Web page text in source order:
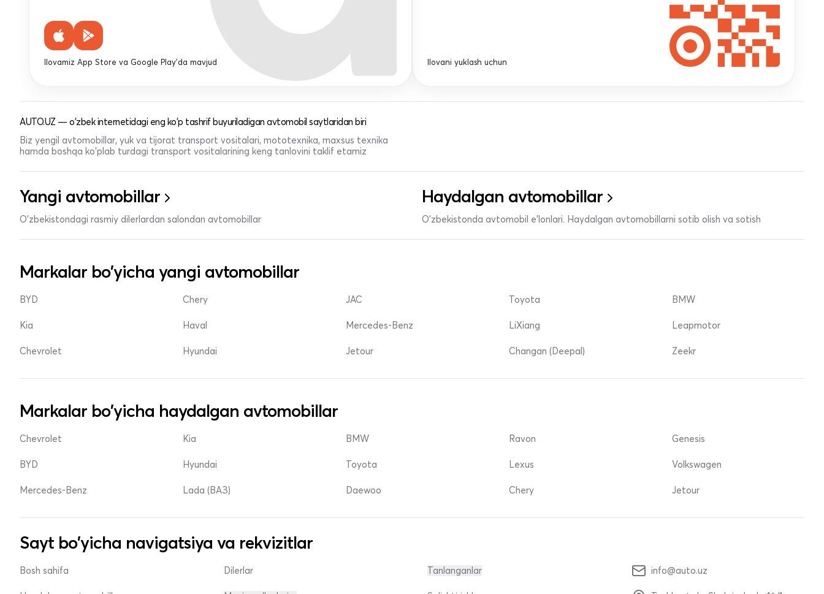
Ilovamiz App Store va Google Play'da mavjud Ilovani yuklash uchun
AUTO.UZ — o'zbek internetidagi eng ko'p tashrif buyuriladigan avtomobil saytlaridan biri
Biz yengil avtomobillar, yuk va tijorat transport vositalari, mototexnika, maxsus texnika
hamda boshqa ko'plab turdagi transport vositalarining keng tanlovini taklif etamiz
Yangi avtomobillar
O'zbekistondagi rasmiy dilerlardan salondan avtomobillar
Haydalgan avtomobillar
O'zbekistonda avtomobil e’lonlari. Haydalgan avtomobillarni sotib olish va sotish
Markalar bo'yicha yangi avtomobillar
BYD
Kia
Chevrolet
Chery
Haval
Hyundai
JAC
Mercedes-Benz
Jetour
Toyota
LiXiang
Changan (Deepal)
BMW
Leapmotor
Zeekr
Markalar bo'yicha haydalgan avtomobillar
Chevrolet
BYD
Mercedes-Benz
Kia
Hyundai
Lada (ВАЗ)
BMW
Toyota
Daewoo
Ravon
Lexus
Chery
Genesis
Volkswagen
Jetour
Sayt bo'yicha navigatsiya va rekvizitlar
Bosh sahifa Dilerlar Tanlanganlar info@auto.uz